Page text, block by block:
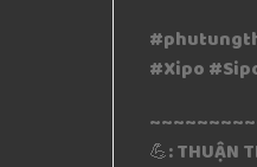
#Xipo
💪: THUẬN